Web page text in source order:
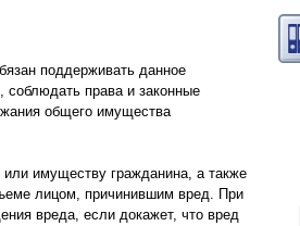
поддерживать данное
права и законные
общего имущества
имуществу гражданина, а также
лицом, причинившим вред. При
вреда, если докажет, что вред